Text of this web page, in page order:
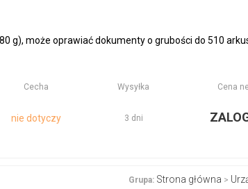
g), może oprawiać dokumenty o grubości do 510
Cecha Wysyłka Cena
nie dotyczy 3 dni
Grupa: Strona główna >